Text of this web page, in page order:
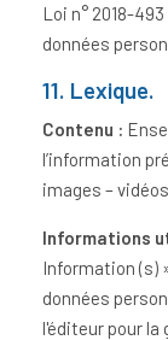
Loi n° 2018-
données
11. Lexique.
Contenu :
l’information présente sur le
images – vidéos.
Informations
Information (s) » qui correspondent à
données
l'éditeur pour la gestion de votre compte, de la gestion de